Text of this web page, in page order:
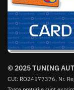
© 2025 TUNING
CUI: RO24577376, Nr.